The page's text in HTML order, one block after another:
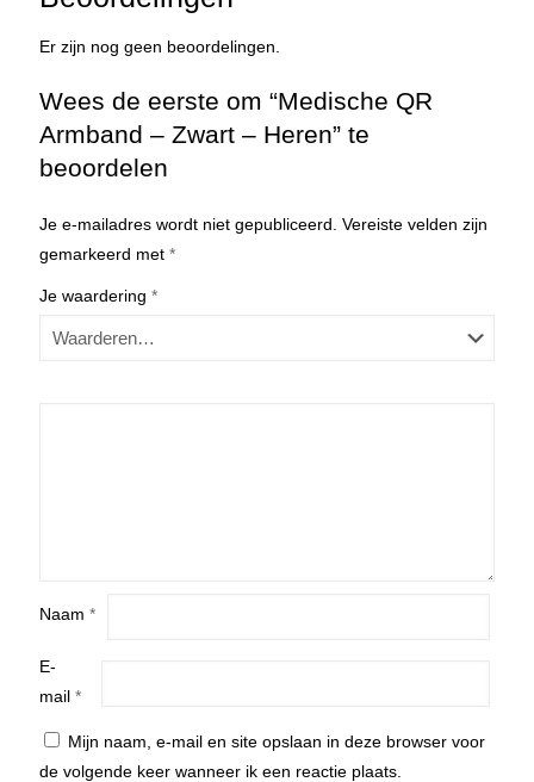
Er zijn nog geen beoordelingen.
Wees de eerste om “Medische QR
Armband – Zwart – Heren” te
beoordelen
Je e-mailadres wordt niet gepubliceerd. Vereiste velden zijn
gemarkeerd met *
Je waardering *
Naam *
E-
mail *
Mijn naam, e-mail en site opslaan in deze browser voor
de volgende keer wanneer ik een reactie plaats.